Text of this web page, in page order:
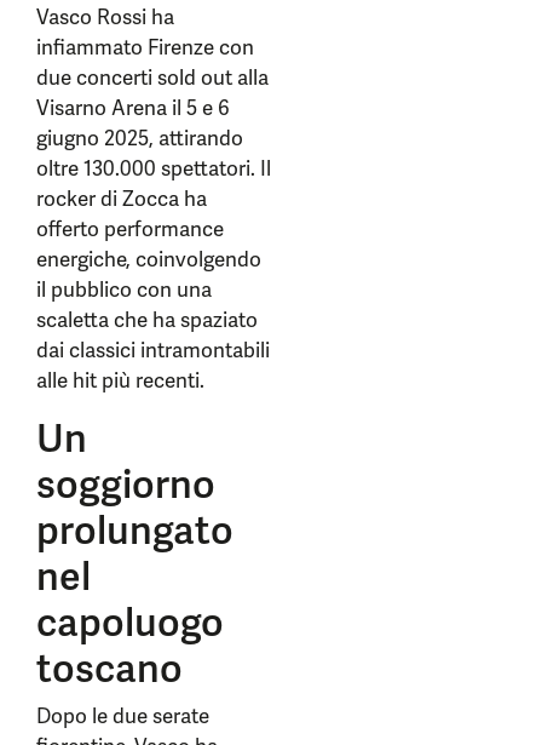
Vasco Rossi ha
infiammato Firenze con
due concerti sold out alla
Visarno Arena il 5 e 6
giugno 2025, attirando
oltre 130.000 spettatori. Il
rocker di Zocca ha
offerto performance
energiche, coinvolgendo
il pubblico con una
scaletta che ha spaziato
dai classici intramontabili
alle hit più recenti.
Un
soggiorno
prolungato
nel
capoluogo
toscano
Dopo le due serate